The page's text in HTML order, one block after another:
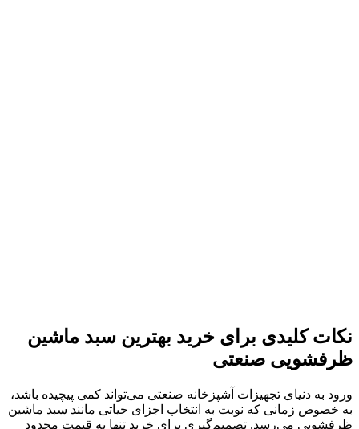
نکات کلیدی برای خرید بهترین سبد ماشین
ظرفشویی صنعتی
ورود به دنیای تجهیزات آشپزخانه صنعتی می‌تواند کمی پیچیده باشد،
به خصوص زمانی که نوبت به انتخاب اجزای حیاتی مانند سبد ماشین
ظرفشویی می‌رسد. تصمیم‌گیری برای خرید تنها به قیمت محدود